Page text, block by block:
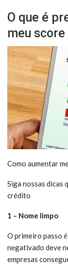
O que é
meu score
Como aumentar
Siga nossas dicas
crédito
1 – Nome limpo
O primeiro passo
negativado deve
empresas